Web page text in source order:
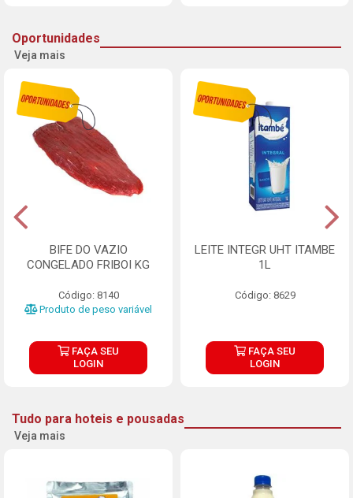
Oportunidades
Veja mais
BIFE DO VAZIO
CONGELADO FRIBOI KG
Código: 8140
Produto de peso variável
FAÇA SEU
LOGIN
LEITE INTEGR UHT ITAMBE
1L
Código: 8629
FAÇA SEU
LOGIN
Tudo para hoteis e pousadas
Veja mais